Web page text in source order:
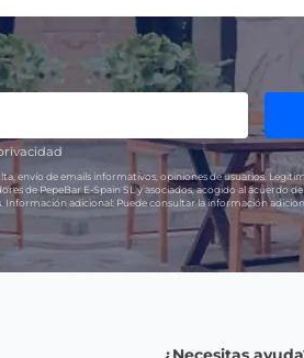
envío de emails informativos, opiniones de usuarios.
de PepeBar E-Spain SL y asociados, acogido al acuerdo
Información adicional:Puede consultar la información